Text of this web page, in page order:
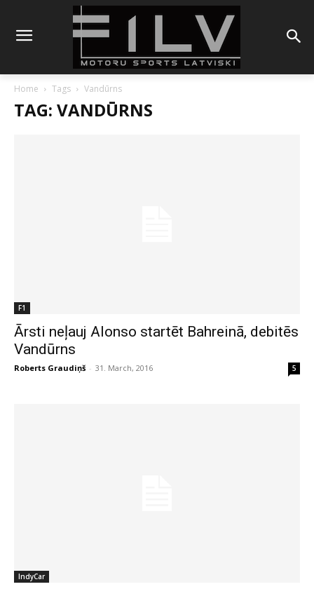
Home Tags Vandūrns
TAG: VANDŪRNS
F1
Ārsti neļauj Alonso startēt Bahreinā, debitēs
Vandūrns
Roberts Graudiņš - 31. March, 2016 5
IndyCar